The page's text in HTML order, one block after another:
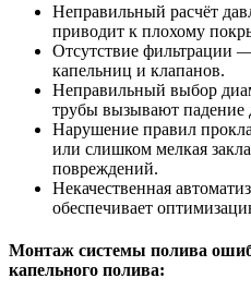
Неправильный расчёт
приводит к плохому
Отсутствие фильтрации
капельниц и клапанов.
Неправильный выбор
трубы вызывают падение
Нарушение правил
или слишком мелкая
повреждений.
Некачественная
обеспечивает
Монтаж системы полива
капельного полива: